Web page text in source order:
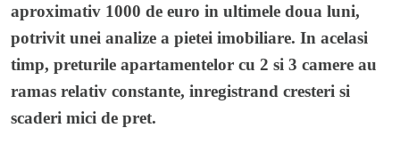
aproximativ 1000 de euro in ultimele doua luni,
potrivit unei analize a pietei imobiliare. In acelasi
timp, preturile apartamentelor cu 2 si 3 camere au
ramas relativ constante, inregistrand cresteri si
scaderi mici de pret.